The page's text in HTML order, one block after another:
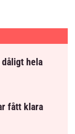
dåligt hela
fått klara